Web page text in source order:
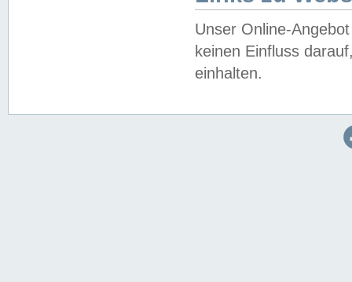
Unser Online-
keinen Einfluss
einhalten.